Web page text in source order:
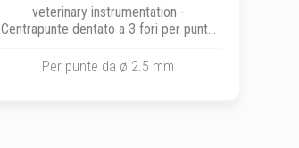
veterinary instrumentation -
Centrapunte dentato a 3 fori per punte
Per punte da ø 2.5 mm